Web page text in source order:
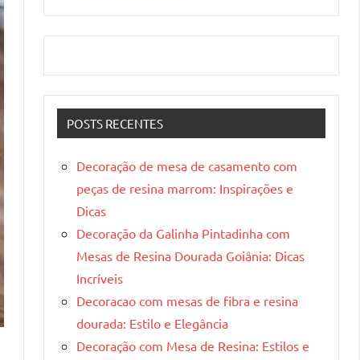
POSTS RECENTES
Decoração de mesa de casamento com
peças de resina marrom: Inspirações e
Dicas
Decoração da Galinha Pintadinha com
Mesas de Resina Dourada Goiânia: Dicas
Incríveis
Decoracao com mesas de fibra e resina
dourada: Estilo e Elegância
Decoração com Mesa de Resina: Estilos e